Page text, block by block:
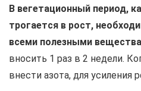
В вегетационный период,
трогается в рост,
всеми полезными
вносить 1 раз в 2 недели.
внести азота, для усиления